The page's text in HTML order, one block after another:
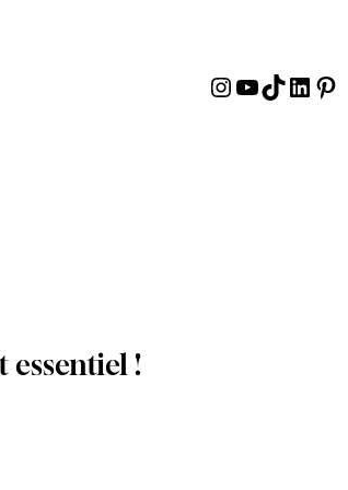
Instagram
YouTube
TikTok
essentiel !